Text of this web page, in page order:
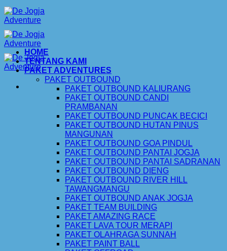
Skip
to
content
HOME
TENTANG KAMI
PAKET ADVENTURES
PAKET OUTBOUND
PAKET OUTBOUND KALIURANG
PAKET OUTBOUND CANDI
PRAMBANAN
PAKET OUTBOUND PUNCAK BECICI
PAKET OUTBOUND HUTAN PINUS
MANGUNAN
PAKET OUTBOUND GOA PINDUL
PAKET OUTBOUND PANTAI JOGJA
PAKET OUTBOUND PANTAI SADRANAN
PAKET OUTBOUND DIENG
PAKET OUTBOUND RIVER HILL
TAWANGMANGU
PAKET OUTBOUND ANAK JOGJA
PAKET TEAM BUILDING
PAKET AMAZING RACE
PAKET LAVA TOUR MERAPI
PAKET OLAHRAGA SUNNAH
PAKET PAINT BALL